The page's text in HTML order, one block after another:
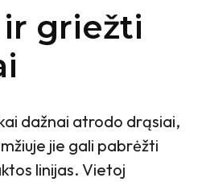
ir griežti
dažnai atrodo drąsiai,
jie gali pabrėžti
linijas. Vietoj